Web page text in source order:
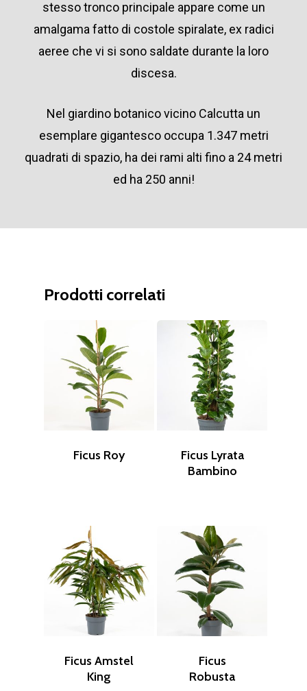
stesso tronco principale appare come un
amalgama fatto di costole spiralate, ex radici
aeree che vi si sono saldate durante la loro
discesa.
Nel giardino botanico vicino Calcutta un
esemplare gigantesco occupa 1.347 metri
quadrati di spazio, ha dei rami alti fino a 24 metri
ed ha 250 anni!
Prodotti correlati
Ficus Roy
Ficus Lyrata
Bambino
Ficus Amstel
King
Ficus
Robusta